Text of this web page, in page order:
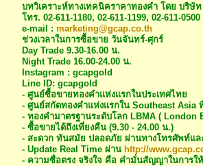
บทวิเคราะห์ทางเทคนิคราคาทองคำ โดย บริษั
โทร. 02-611-1180, 02-611-1199, 02-611-
e-mail : marketing@gcap.co.th
ช่วงเวลาในการซื้อขาย วันจันทร์-ศุกร์
Day Trade 9.30-16.00 น.
Night Trade 16.00-24.00 น.
Instagram : gcapgold
Line ID: gcapgold
- ศูนย์ซื้อขายทองคำแห่งแรกในประเทศไทย
- ศูนย์สกัดทองคำแห่งแรกใน Southeast Asia
- ทองคำมาตรฐานระดับโลก LBMA ( London
- ซื้อขายได้ถึงเที่ยงคืน (9.30 - 24.00 น.)
- สะดวก ทันสมัย ปลอดภัย ผ่านทางโทรศัพท์แล
- Update Real Time ผ่าน http://
- ความซื่อตรง จริงใจ คือ คำมั่นสัญญาในการใ